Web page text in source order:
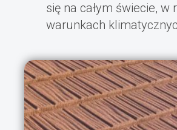
się na całym świecie, w
warunkach